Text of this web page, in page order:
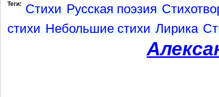
Теги: Стихи Русская поэзия
стихи Небольшие стихи Лирика